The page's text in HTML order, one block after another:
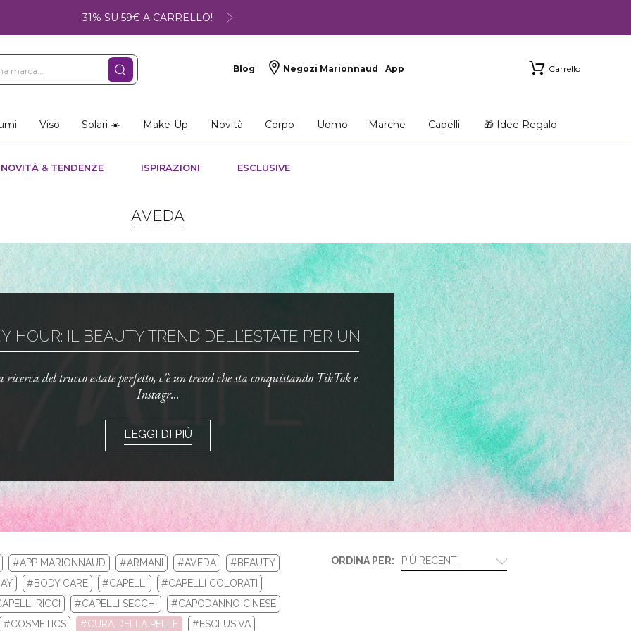
-31% SU 59€ A CARRELLO!
Blog Negozi Marionnaud App Carrello
Viso Solari ☀️ Make-Up Novità Corpo Uomo Marche Capelli 🎁 Idee Regalo
NOVITÀ & TENDENZE ISPIRAZIONI ESCLUSIVE
AVEDA
HOUR: IL BEAUTY TREND DELL’ESTATE PER UN TRUCCO ...
ricerca del trucco estate perfetto, c'è un trend che sta conquistando TikTok e
Instagr...
LEGGI DI PIÙ
TUA ROUTINE CON I BEST SELLERS DI BIOTHERM E LANCÔM...
#APP MARIONNAUD #ARMANI #AVEDA
#BEAUTY
#BODY CARE #CAPELLI
#CAPELLI COLORATI
RICCI #CAPELLI SECCHI
#CAPODANNO CINESE
#COSMETICS #CURA DELLA PELLE
#ESCLUSIVA
ORDINA PER: PIÙ RECENTI